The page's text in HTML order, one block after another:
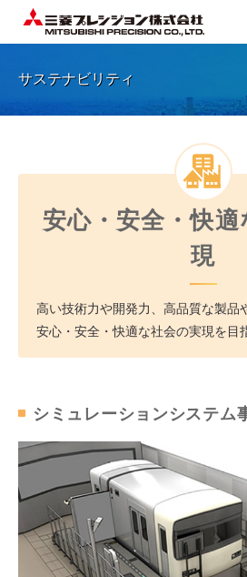
サステナビリティ
安心・安全・快
現
高い技術力や開発力、高品質な製品
安心・安全・快適な社会の実現を目
シミュレーションシステム